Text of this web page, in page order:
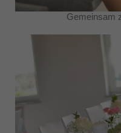
Gemeinsam